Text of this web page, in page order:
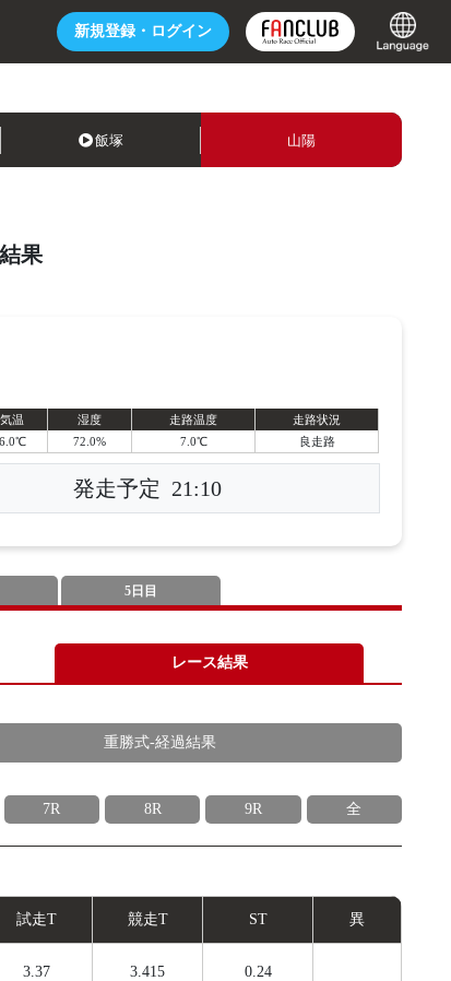
新規登録・ ログイン
飯塚 山陽
果
気温 湿度 走路温度
走路状況
6.0℃
72.0% 7.0℃ 良走路
発走予定 21:10
5日目
レース結果
重勝式-経過結果
7R 8R 9R 全
試走T 競走T ST 異
3.37 3.415 0.24